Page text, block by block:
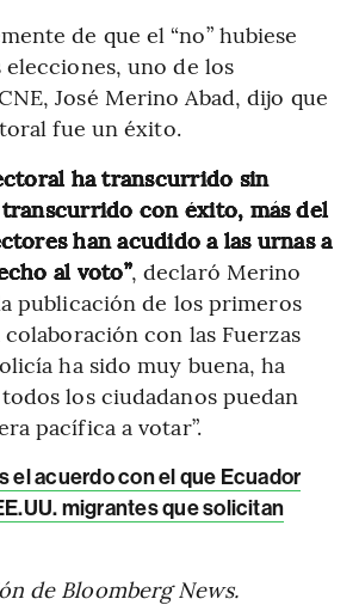
de que el “no” hubiese
uno de los
José Merino Abad, dijo que
fue un éxito.
ha transcurrido sin
con éxito, más del
han acudido a las urnas a
al voto”, declaró Merino
publicación de los primeros
colaboración con las Fuerzas
ha sido muy buena, ha
los ciudadanos puedan
pacífica a votar”.
el acuerdo con el que Ecuador
migrantes que solicitan
de Bloomberg News.